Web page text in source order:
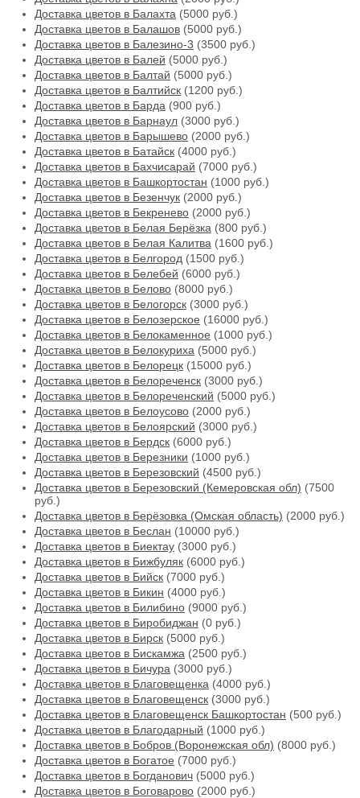
Доставка цветов в Балахта (5000 руб.)
Доставка цветов в Балашов (5000 руб.)
Доставка цветов в Балезино-3 (3500 руб.)
Доставка цветов в Балей (5000 руб.)
Доставка цветов в Балтай (5000 руб.)
Доставка цветов в Балтийск (1200 руб.)
Доставка цветов в Барда (900 руб.)
Доставка цветов в Барнаул (3000 руб.)
Доставка цветов в Барышево (2000 руб.)
Доставка цветов в Батайск (4000 руб.)
Доставка цветов в Бахчисарай (7000 руб.)
Доставка цветов в Башкортостан (1000 руб.)
Доставка цветов в Безенчук (2000 руб.)
Доставка цветов в Бекренево (2000 руб.)
Доставка цветов в Белая Берёзка (800 руб.)
Доставка цветов в Белая Калитва (1600 руб.)
Доставка цветов в Белгород (1500 руб.)
Доставка цветов в Белебей (6000 руб.)
Доставка цветов в Белово (8000 руб.)
Доставка цветов в Белогорск (3000 руб.)
Доставка цветов в Белозерское (16000 руб.)
Доставка цветов в Белокаменное (1000 руб.)
Доставка цветов в Белокуриха (5000 руб.)
Доставка цветов в Белорецк (15000 руб.)
Доставка цветов в Белореченск (3000 руб.)
Доставка цветов в Белореченский (5000 руб.)
Доставка цветов в Белоусово (2000 руб.)
Доставка цветов в Белоярский (3000 руб.)
Доставка цветов в Бердск (6000 руб.)
Доставка цветов в Березники (1000 руб.)
Доставка цветов в Березовский (4500 руб.)
Доставка цветов в Березовский (Кемеровская обл) (7500
руб.)
Доставка цветов в Берёзовка (Омская область) (2000 руб.)
Доставка цветов в Беслан (10000 руб.)
Доставка цветов в Биектау (3000 руб.)
Доставка цветов в Бижбуляк (6000 руб.)
Доставка цветов в Бийск (7000 руб.)
Доставка цветов в Бикин (4000 руб.)
Доставка цветов в Билибино (9000 руб.)
Доставка цветов в Биробиджан (0 руб.)
Доставка цветов в Бирск (5000 руб.)
Доставка цветов в Бискамжа (2500 руб.)
Доставка цветов в Бичура (3000 руб.)
Доставка цветов в Благовещенка (4000 руб.)
Доставка цветов в Благовещенск (3000 руб.)
Доставка цветов в Благовещенск Башкортостан (500 руб.)
Доставка цветов в Благодарный (1000 руб.)
Доставка цветов в Бобров (Воронежская обл) (8000 руб.)
Доставка цветов в Богатое (7000 руб.)
Доставка цветов в Богданович (5000 руб.)
Доставка цветов в Боговарово (2000 руб.)